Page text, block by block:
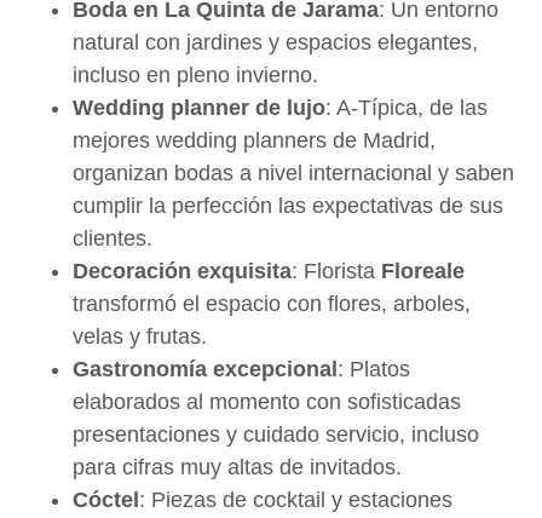
Boda en La Quinta de Jarama: Un entorno
natural con jardines y espacios elegantes,
incluso en pleno invierno.
Wedding planner de lujo: A-Típica, de las
mejores wedding planners de Madrid,
organizan bodas a nivel internacional y saben
cumplir la perfección las expectativas de sus
clientes.
Decoración exquisita: Florista Floreale
transformó el espacio con flores, arboles,
velas y frutas.
Gastronomía excepcional: Platos
elaborados al momento con sofisticadas
presentaciones y cuidado servicio, incluso
para cifras muy altas de invitados.
Cóctel: Piezas de cocktail y estaciones